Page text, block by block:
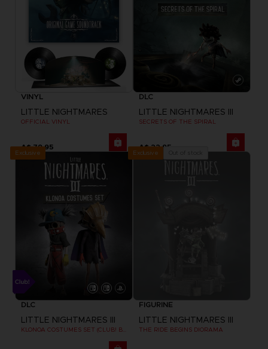
VINYL
LITTLE NIGHTMARES
OFFICIAL VINYL
A$ 79,95
DLC
LITTLE NIGHTMARES III
SECRETS OF THE SPIRAL
A$ 22,95
Exclusive
DLC
LITTLE NIGHTMARES III
KLONOA COSTUMES SET (CLUB! BONUS) SWITCH
Exclusive
FIGURINE
LITTLE NIGHTMARES III
THE RIDE BEGINS DIORAMA